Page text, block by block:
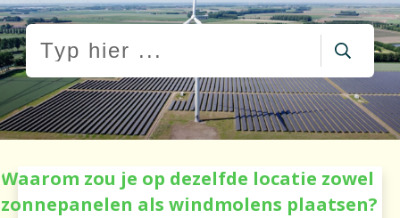
Waarom zou je op dezelfde locatie zowel
zonnepanelen als windmolens plaatsen?